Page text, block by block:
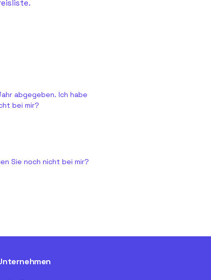
abgegeben. Ich habe
bei mir?
Sie noch nicht bei mir?